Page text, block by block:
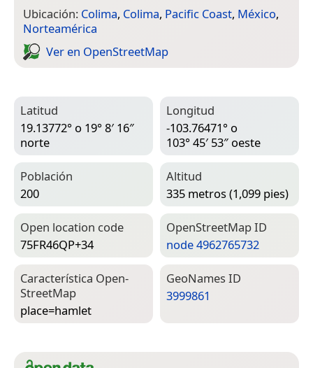
Ubicación: Colima, Colima, Pacific Coast, México,
Norteamérica
Ver en Open­Street­Map
Latitud
19.13772° o 19° 8′ 16″
norte
Longitud
-103.76471° o
103° 45′ 53″ oeste
Población
200
Altitud
335 metros (1,099 pies)
Open location code
75FR46QP+34
Open­Street­Map ID
node 4962765732
Característica Open­
Street­Map
place=­hamlet
Geo­Names ID
3999861